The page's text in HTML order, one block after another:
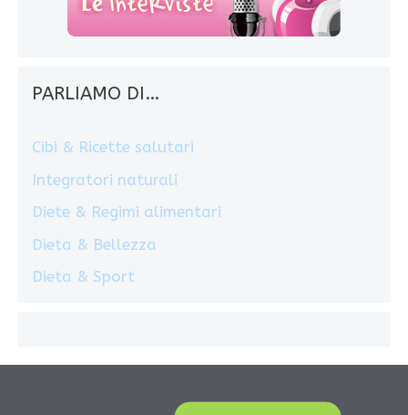
PARLIAMO DI…
Cibi & Ricette salutari
Integratori naturali
Diete & Regimi alimentari
Dieta & Bellezza
Dieta & Sport